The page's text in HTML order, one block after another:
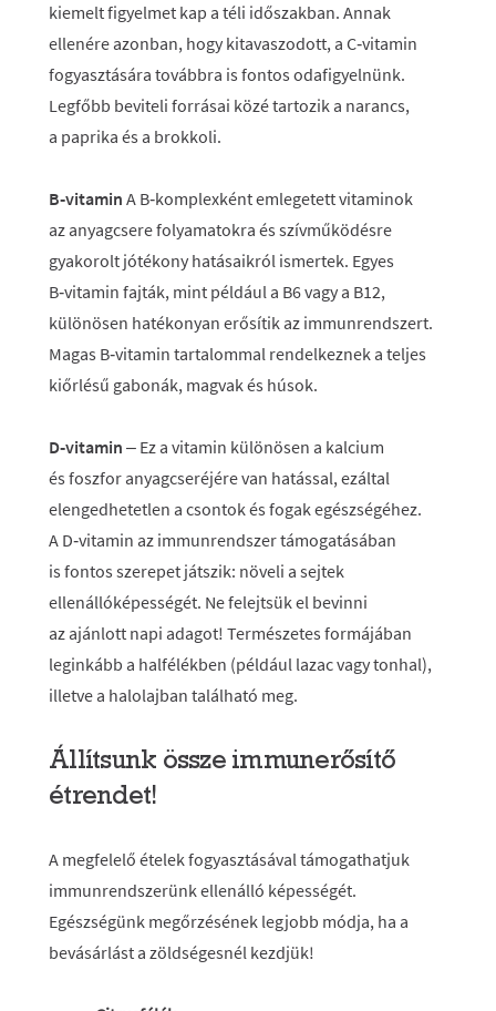
kiemelt figyelmet kap a téli időszakban. Annak
ellenére azonban, hogy kitavaszodott, a C‑vitamin
fogyasztására továbbra is fontos odafigyelnünk.
Legfőbb beviteli forrásai közé tartozik a narancs,
a paprika és a brokkoli.
B‑vitamin A B‑komplexként emlegetett vitaminok
az anyagcsere folyamatokra és szívműködésre
gyakorolt jótékony hatásaikról ismertek. Egyes
B‑vitamin fajták, mint például a B6 vagy a B12,
különösen hatékonyan erősítik az immunrendszert.
Magas B‑vitamin tartalommal rendelkeznek a teljes
kiőrlésű gabonák, magvak és húsok.
D‑vitamin – Ez a vitamin különösen a kalcium
és foszfor anyagcseréjére van hatással, ezáltal
elengedhetetlen a csontok és fogak egészségéhez.
A D‑vitamin az immunrendszer támogatásában
is fontos szerepet játszik: növeli a sejtek
ellenállóképességét. Ne felejtsük el bevinni
az ajánlott napi adagot! Természetes formájában
leginkább a halfélékben (például lazac vagy tonhal),
illetve a halolajban található meg.
Állítsunk össze immunerősítő
étrendet!
A megfelelő ételek fogyasztásával támogathatjuk
immunrendszerünk ellenálló képességét.
Egészségünk megőrzésének legjobb módja, ha a
bevásárlást a zöldségesnél kezdjük!